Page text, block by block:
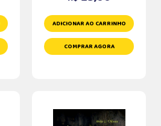
ADICIONAR AO CARRINHO
COMPRAR AGORA